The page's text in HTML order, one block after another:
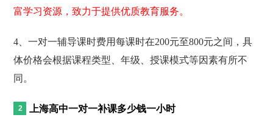
富学习资源，致力于提供优质教育服务。
4、一对一辅导课时费用每课时在200元至800元之间，具
体价格会根据课程类型、年级、授课模式等因素有所不
同。
上海高中一对一补课多少钱一小时